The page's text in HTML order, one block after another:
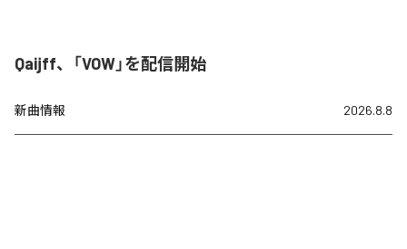
Qaijff、「VOW」を配信開始
新曲情報 2026.8.8